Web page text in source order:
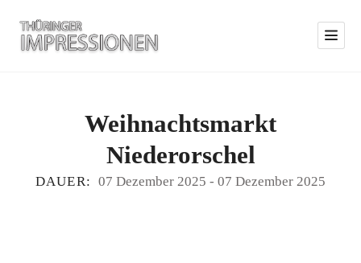
Weihnachtsmarkt
Niederorschel
DAUER: 07 Dezember 2025 - 07 Dezember 2025